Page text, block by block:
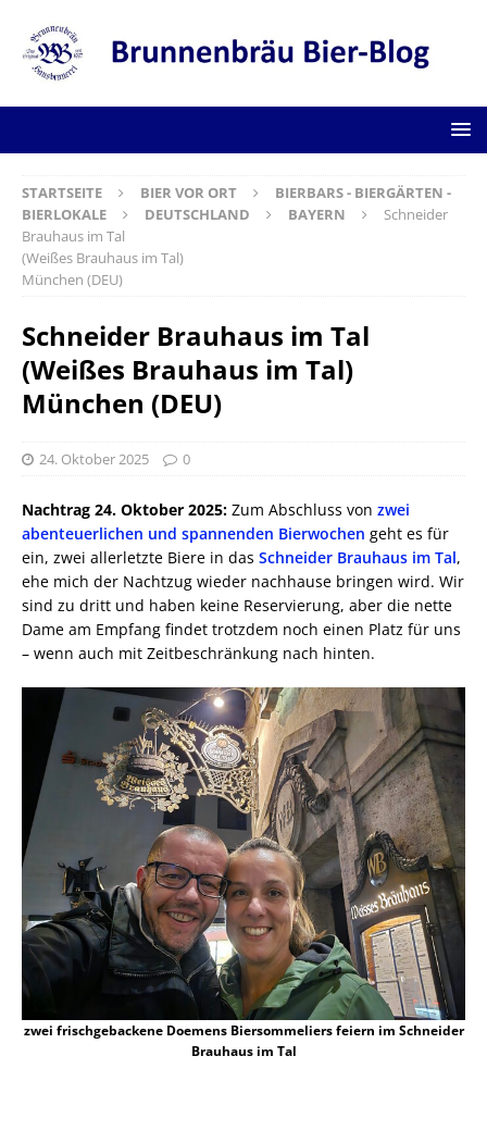
STARTSEITE BIER VOR ORT
BIERBARS - BIERGÄRTEN -
BIERLOKALE
DEUTSCHLAND BAYERN
Schneider
Brauhaus im Tal
(Weißes Brauhaus im Tal)
München (DEU)
Schneider Brauhaus im Tal
(Weißes Brauhaus im Tal)
München (DEU)
24. Oktober 2025 0
Nachtrag 24. Oktober 2025: Zum Abschluss von zwei
abenteuerlichen und spannenden Bierwochen geht es für
ein, zwei allerletzte Biere in das Schneider Brauhaus im Tal,
ehe mich der Nachtzug wieder nachhause bringen wird. Wir
sind zu dritt und haben keine Reservierung, aber die nette
Dame am Empfang findet trotzdem noch einen Platz für uns
– wenn auch mit Zeitbeschränkung nach hinten.
zwei frischgebackene Doemens Biersommeliers feiern im Schneider
Brauhaus im Tal